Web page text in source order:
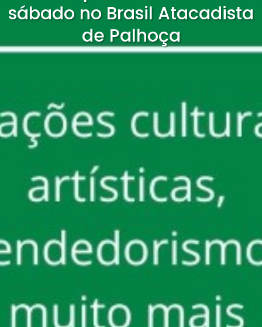
sábado no Brasil Atacadista
de Palhoça